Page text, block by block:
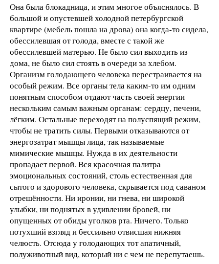
Она была блокадница, и этим многое объяснялось. В
большой и опустевшей холодной петербургской
квартире (мебель пошла на дрова) она когда-то сидела,
обессилевшая от голода, вместе с такой же
обессилевшей матерью. Не было сил выходить из
дома, не было сил стоять в очереди за хлебом.
Организм голодающего человека перестраивается на
особый режим. Все органы тела каким-то им одним
понятным способом отдают часть своей энергии
нескольким самым важным органам: сердцу, печени,
лёгким. Остальные переходят на полуспящий режим,
чтобы не тратить силы. Первыми отказываются от
энергозатрат мышцы лица, так называемые
мимические мышцы. Нужда в их деятельности
пропадает первой. Вся красочная палитра
эмоциональных состояний, столь естественная для
сытого и здорового человека, скрывается под саваном
отрешённости. Ни иронии, ни гнева, ни широкой
улыбки, ни поднятых в удивлении бровей, ни
опущенных от обиды уголков рта. Ничего. Только
потухший взгляд и бессильно отвисшая нижняя
челюсть. Отсюда у голодающих тот апатичный,
полуживотный вид, который ни с чем не перепутаешь.